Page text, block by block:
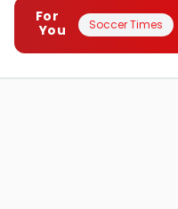
For
You
Soccer Times